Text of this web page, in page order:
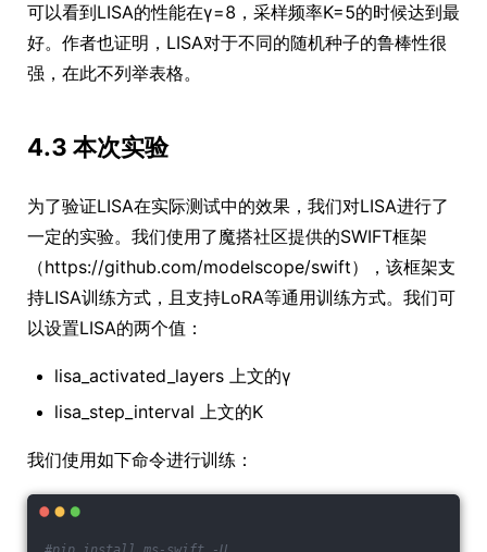
可以看到LISA的性能在γ=8，采样频率K=5的时候达到最
好。作者也证明，LISA对于不同的随机种子的鲁棒性很
强，在此不列举表格。
4.3 本次实验
为了验证LISA在实际测试中的效果，我们对LISA进行了
一定的实验。我们使用了魔搭社区提供的SWIFT框架
（https://github.com/modelscope/swift），该框架支
持LISA训练方式，且支持LoRA等通用训练方式。我们可
以设置LISA的两个值：
lisa_activated_layers 上文的γ
lisa_step_interval 上文的K
我们使用如下命令进行训练：